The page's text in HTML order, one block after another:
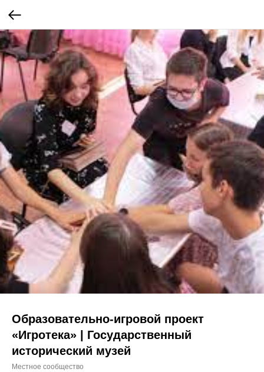
Образовательно-игровой проект
«Игротека» | Государственный
исторический музей
Местное сообщество